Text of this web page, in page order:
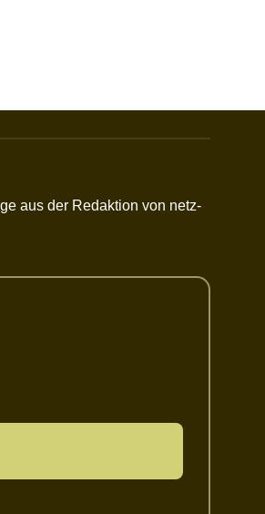
aus der Redaktion von netz-